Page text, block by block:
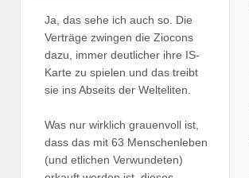
Ja, das sehe ich auch so. Die
Verträge zwingen die Ziocons
dazu, immer deutlicher ihre IS-
Karte zu spielen und das treibt
sie ins Abseits der Welteliten.
Was nur wirklich grauenvoll ist,
dass das mit 63 Menschenleben
(und etlichen Verwundeten)